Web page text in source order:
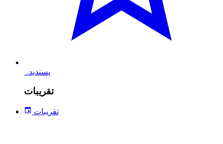
پسندیدہ
تقریبات
تقریبات